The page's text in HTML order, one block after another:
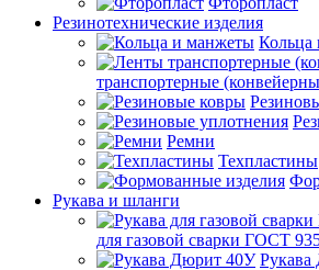
Резинотехнические изделия
Кольца
транспортерные
Ремни
Техпластины
Рукава и шланги
для газовой сварки ГОСТ